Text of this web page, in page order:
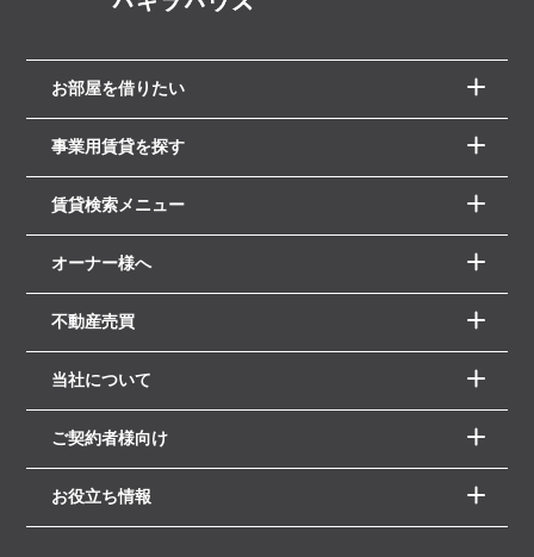
お部屋を借りたい
事業用賃貸を探す
賃貸検索メニュー
オーナー様へ
不動産売買
当社について
ご契約者様向け
お役立ち情報